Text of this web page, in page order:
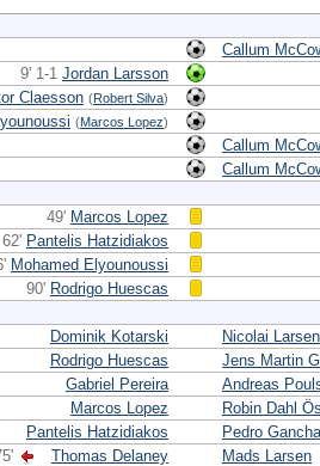
Callum
9' 1-1 Jordan Larsson
Claesson (Robert Silva)
(Marcos Lopez)
Callum
Callum
49' Marcos Lopez
62' Pantelis Hatzidiakos
Mohamed Elyounoussi
90' Rodrigo Huescas
Dominik Kotarski
Nicolai Larsen
Rodrigo Huescas
Jens Martin
Gabriel Pereira
Andreas
Marcos Lopez
Robin Dahl
Pantelis Hatzidiakos
Pedro
Thomas Delaney
Mads Larsen